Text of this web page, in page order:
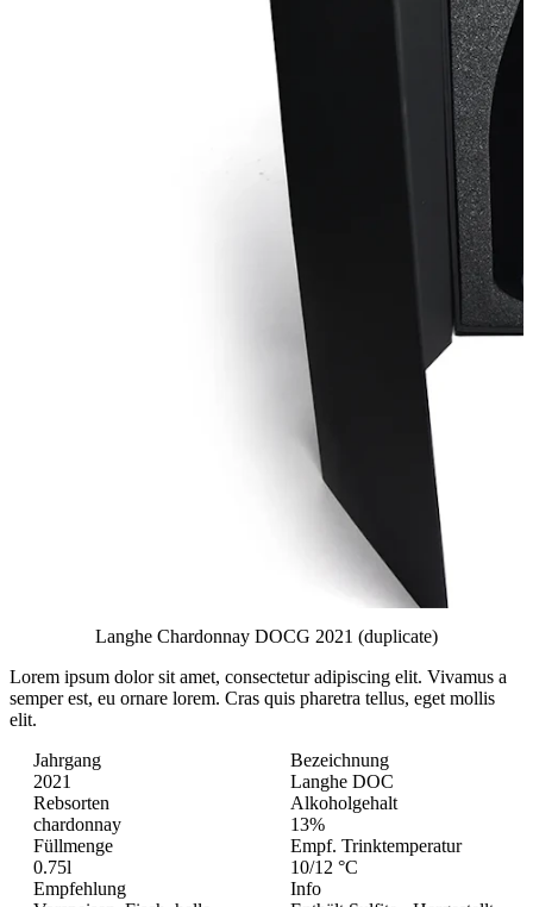
Langhe Chardonnay DOCG 2021 (duplicate)
Lorem ipsum dolor sit amet, consectetur adipiscing elit. Vivamus a
semper est, eu ornare lorem. Cras quis pharetra tellus, eget mollis
elit.
Jahrgang
2021
Bezeichnung
Langhe DOC
Rebsorten
chardonnay
Alkoholgehalt
13%
Füllmenge
0.75l
Empf. Trinktemperatur
10/12 °C
Empfehlung
Info